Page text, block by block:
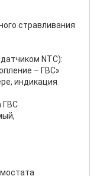
стравливания
NTC):
– ГВС»
индикация
ГВС